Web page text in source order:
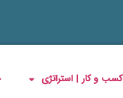
کسب و کار | استراتژی